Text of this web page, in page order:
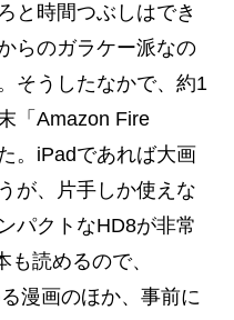
と時間つぶしはでき
らのガラケー派なの
そうしたなかで、約1
「Amazon Fire
。iPadであれば大画
が、片手しか使えな
パクトなHD8が非常
読めるので、
漫画のほか、事前に